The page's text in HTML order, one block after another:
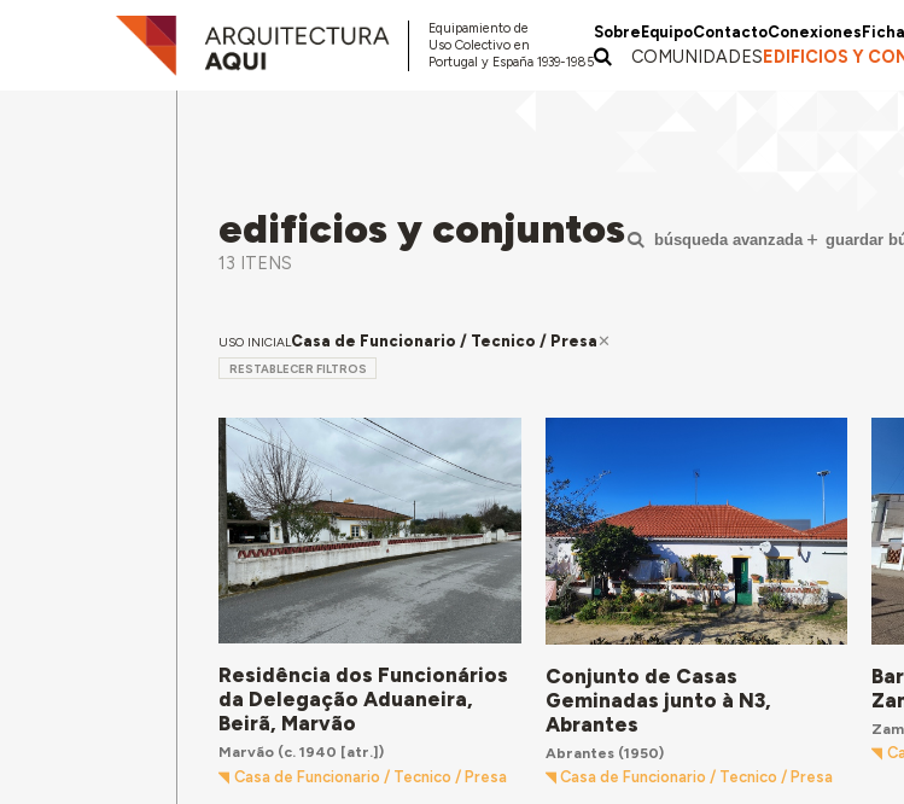
Equipamiento de
Uso Colectivo en
Portugal y España 1939-1985
Sobre EquipoContactoConexiones
COMUNIDADESEDIFICIOS Y
edificios y conjuntos
13 ITENS
búsqueda avanzada guardar
USO INICIALCasa de Funcionario / Tecnico / Presa
RESTABLECER FILTROS
Residência dos Funcionários
da Delegação Aduaneira,
Beirã, Marvão
Marvão (c. 1940 [atr.])
Casa de Funcionario / Tecnico / Presa
Conjunto de Casas
Geminadas junto à N3,
Abrantes
Abrantes(1950)
Casa de Funcionario / Tecnico / Presa